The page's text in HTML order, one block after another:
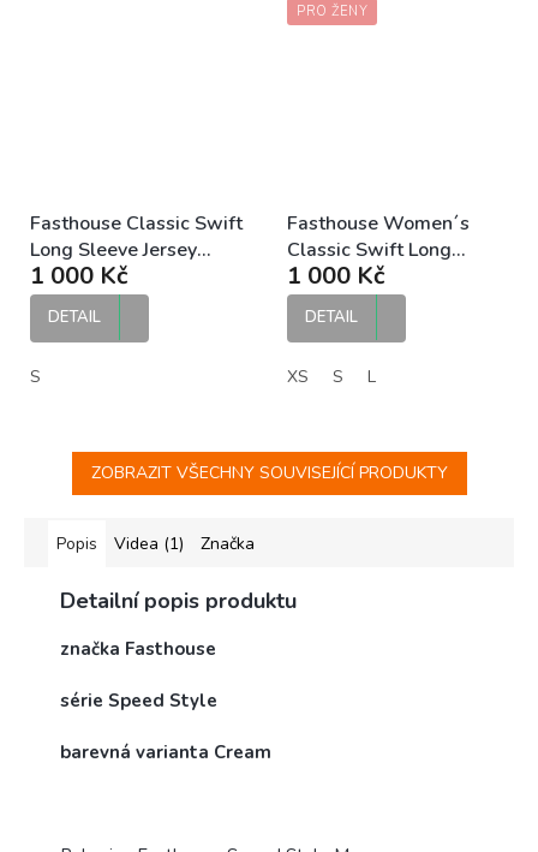
Fasthouse Classic Swift
Long Sleeve Jersey
Cream DH dres
1 000 Kč
DETAIL
S
PRO ŽENY
Fasthouse Women´s
Classic Swift Long
Sleeve Jersey Cream
dámský MTB dres
1 000 Kč
DETAIL
XS S L
ZOBRAZIT VŠECHNY SOUVISEJÍCÍ PRODUKTY
Popis Videa (1) Značka
Detailní popis produktu
značka Fasthouse
série Speed Style
barevná varianta Cream